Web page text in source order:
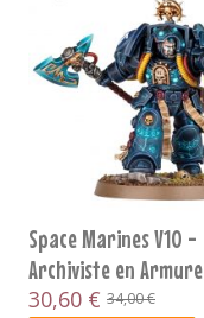
Space Marines V10 -
Archiviste en Armure
Terminator
30,60 € 34,00 €